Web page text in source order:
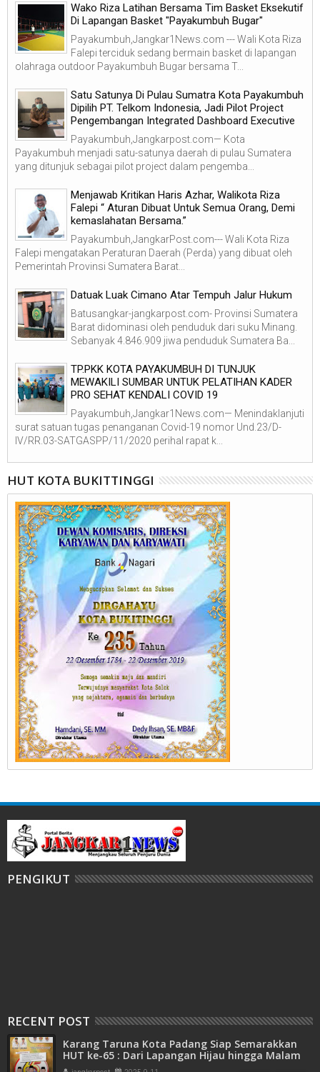
Wako Riza Latihan Bersama Tim Basket Eksekutif
Di Lapangan Basket "Payakumbuh Bugar"
Payakumbuh,Jangkar1News.com --- Wali Kota Riza
Falepi terciduk sedang bermain basket di lapangan
olahraga outdoor Payakumbuh Bugar bersama T...
Satu Satunya Di Pulau Sumatra Kota Payakumbuh
Dipilih PT. Telkom Indonesia, Jadi Pilot Project
Pengembangan Integrated Dashboard Executive
Payakumbuh,Jangkarpost.com— Kota
Payakumbuh menjadi satu-satunya daerah di pulau Sumatera
yang ditunjuk sebagai pilot project dalam pengemba...
Menjawab Kritikan Haris Azhar, Walikota Riza
Falepi “ Aturan Dibuat Untuk Semua Orang, Demi
kemaslahatan Bersama.”
Payakumbuh,JangkarPost.com--- Wali Kota Riza
Falepi mengatakan Peraturan Daerah (Perda) yang dibuat oleh
Pemerintah Provinsi Sumatera Barat...
Datuak Luak Cimano Atar Tempuh Jalur Hukum
Batusangkar-jangkarpost.com- Provinsi Sumatera
Barat didominasi oleh penduduk dari suku Minang.
Sebanyak 4.846.909 jiwa penduduk Sumatera Ba...
TP.PKK KOTA PAYAKUMBUH DI TUNJUK
MEWAKILI SUMBAR UNTUK PELATIHAN KADER
PRO SEHAT KENDALI COVID 19
Payakumbuh,Jangkar1News.com— Menindaklanjuti
surat satuan tugas penanganan Covid-19 nomor Und.23/D-
IV/RR.03-SATGASPP/11/2020 perihal rapat k...
HUT KOTA BUKITTINGGI
PENGIKUT
RECENT POST
Karang Taruna Kota Padang Siap Semarakkan
HUT ke-65 : Dari Lapangan Hijau hingga Malam
Kebersamaan